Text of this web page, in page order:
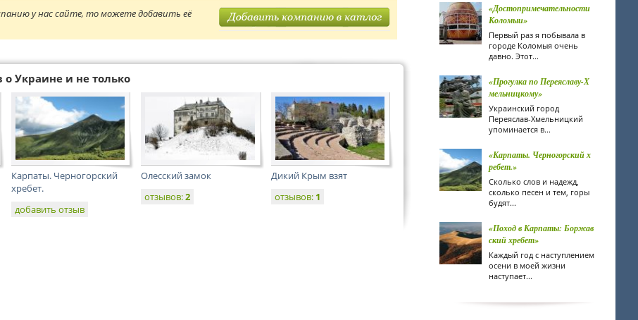
у нас сайте, то можете добавить её
о Украине и не только
Карпаты. Черногорский
хребет.
добавить отзыв
Олесский замок
отзывов:2
Дикий Крым взят
отзывов: 1
«Достопримечательности
Коломыи»
Первый раз я побывала в
городе Коломыя очень
давно. Этот...
«Прогулка по Переяславу-Х
мельницкому»
Украинский город
Переяслав-Хмельницкий
упоминается в...
«Карпаты. Черногорский х
ребет.»
Сколько слов и надежд,
сколько песен и тем, горы
будят...
«Поход в Карпаты: Боржав
ский хребет»
Каждый год с наступлением
осени в моей жизни
наступает...